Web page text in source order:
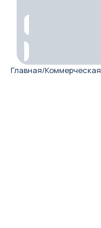
Главная/Коммерческая